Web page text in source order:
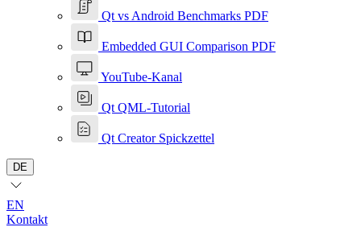
Qt vs Android Benchmarks PDF
Embedded GUI Comparison PDF
YouTube-Kanal
Qt QML-Tutorial
Qt Creator Spickzettel
DE
EN
Kontakt